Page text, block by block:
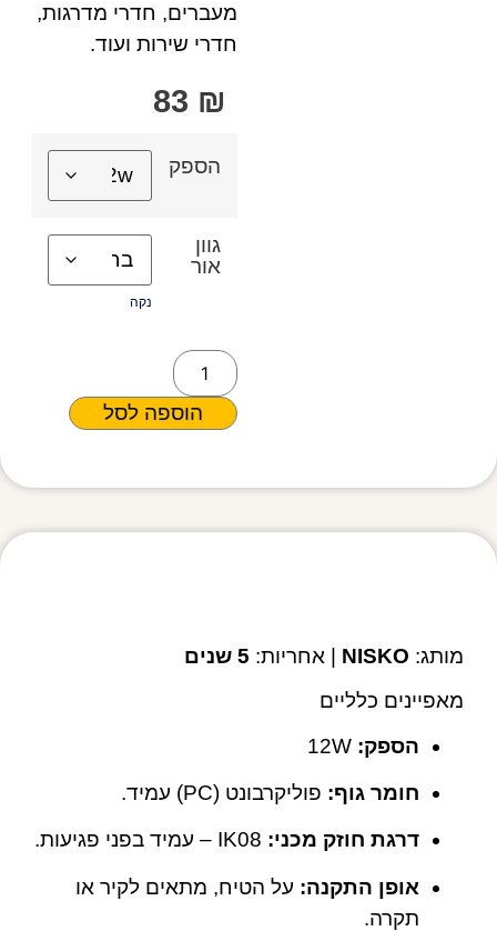
מעברים, חדרי מדרגות,
חדרי שירות ועוד.
83 ₪
הספק
גוון
אור
נקה
הוספה לסל
מותג: NISKO | אחריות: 5 שנים
מאפיינים כלליים
הספק:
חומר גוף: פוליקרבונט (PC) עמיד.
דרגת חוזק מכני:
אופן התקנה: על הטיח, מתאים לקיר או
תקרה.